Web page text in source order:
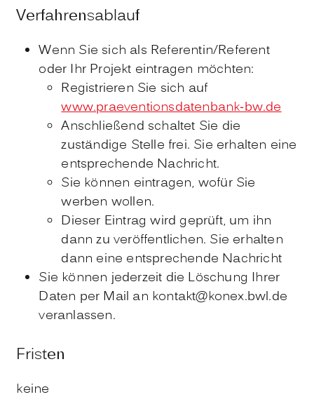
Verfahrensablauf
Wenn Sie sich als Referentin/Referent
oder Ihr Projekt eintragen möchten:
Registrieren Sie sich auf
www.praeventionsdatenbank-bw.de
Anschließend schaltet Sie die
zuständige Stelle frei. Sie erhalten eine
entsprechende Nachricht.
Sie können eintragen, wofür Sie
werben wollen.
Dieser Eintrag wird geprüft, um ihn
dann zu veröffentlichen. Sie erhalten
dann eine entsprechende Nachricht
Sie können jederzeit die Löschung Ihrer
Daten per Mail an kontakt@konex.bwl.de
veranlassen.
Fristen
keine